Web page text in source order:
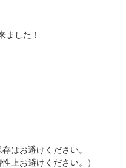
ました！
はお避けください。
上お避けください。）